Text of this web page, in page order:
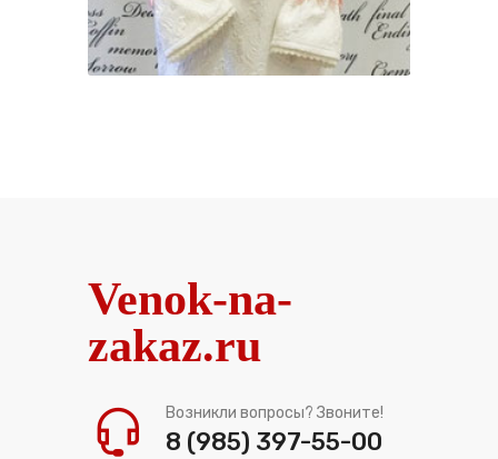
Venok-na-
zakaz.ru
Возникли вопросы? Звоните!
8 (985) 397-55-00